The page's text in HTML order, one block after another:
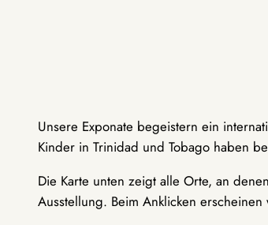
Unsere Exponate begeistern ein
Kinder in Trinidad und Tobago haben
Die Karte unten zeigt alle Orte, an
Ausstellung. Beim Anklicken